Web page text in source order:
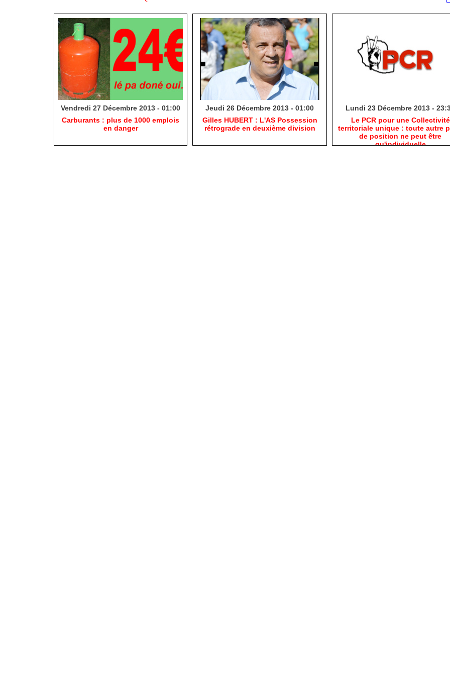
Vendredi 27 Décembre 2013 - 01:00
Carburants : plus de 1000 emplois
en danger
Jeudi 26 Décembre 2013 - 01:00
Gilles HUBERT : L'AS Possession
rétrograde en deuxième division
Lundi 23 Décembre 2013 -
Le PCR pour une Collectivité
territoriale unique : toute autre
de position ne peut être
qu'individuelle